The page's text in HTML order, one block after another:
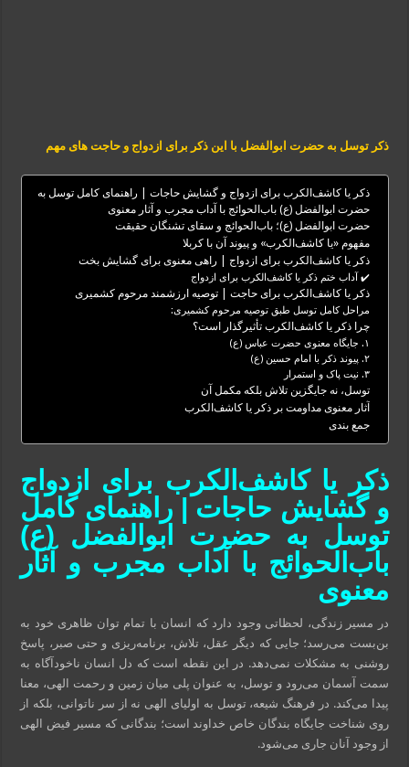
ذکر توسل به حضرت ابوالفضل با این ذکر برای ازدواج و حاجت‌ های مهم
ذکر یا کاشف‌الکرب برای ازدواج و گشایش حاجات | راهنمای کامل توسل به
حضرت ابوالفضل (ع) باب‌الحوائج با آداب مجرب و آثار معنوی
حضرت ابوالفضل (ع)؛ باب‌الحوائج و سقا‌ی تشنگان حقیقت
مفهوم «یا کاشف‌الکرب» و پیوند آن با کربلا
ذکر یا کاشف‌الکرب برای ازدواج | راهی معنوی برای گشایش بخت
✔️ آداب ختم ذکر یا کاشف‌الکرب برای ازدواج
ذکر یا کاشف‌الکرب برای حاجت | توصیه ارزشمند مرحوم کشمیری
مراحل کامل توسل طبق توصیه مرحوم کشمیری:
چرا ذکر یا کاشف‌الکرب تأثیرگذار است؟
۱. جایگاه معنوی حضرت عباس (ع)
۲. پیوند ذکر با امام حسین (ع)
۳. نیت پاک و استمرار
توسل، نه جایگزین تلاش بلکه مکمل آن
آثار معنوی مداومت بر ذکر یا کاشف‌الکرب
جمع‌ بندی
ذکر یا کاشف‌الکرب برای ازدواج
و گشایش حاجات | راهنمای کامل
توسل به حضرت ابوالفضل (ع)
باب‌الحوائج با آداب مجرب و آثار
معنوی
در مسیر زندگی، لحظاتی وجود دارد که انسان با تمام توان ظاهری خود به
بن‌بست می‌رسد؛ جایی که دیگر عقل، تلاش، برنامه‌ریزی و حتی صبر، پاسخ
روشنی به مشکلات نمی‌دهد. در این نقطه است که دل انسان ناخودآگاه به
سمت آسمان می‌رود و توسل، به عنوان پلی میان زمین و رحمت الهی، معنا
پیدا می‌کند. در فرهنگ شیعه، توسل به اولیای الهی نه از سر ناتوانی، بلکه از
روی شناخت جایگاه بندگان خاص خداوند است؛ بندگانی که مسیر فیض الهی
از وجود آنان جاری می‌شود.